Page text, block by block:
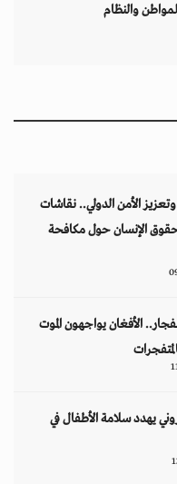
والنظام
الأمن الدولي.. نقاشات
الإنسان حول مكافحة
الأفغان يواجهون الموت
يهدد سلامة الأطفال في